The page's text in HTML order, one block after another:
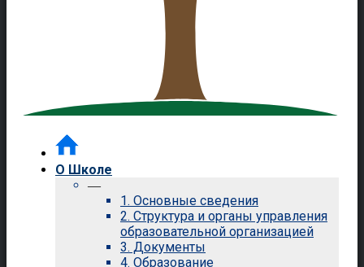
О Школе
—
1. Основные сведения
2. Структура и органы управления
образовательной организацией
3. Документы
4. Образование